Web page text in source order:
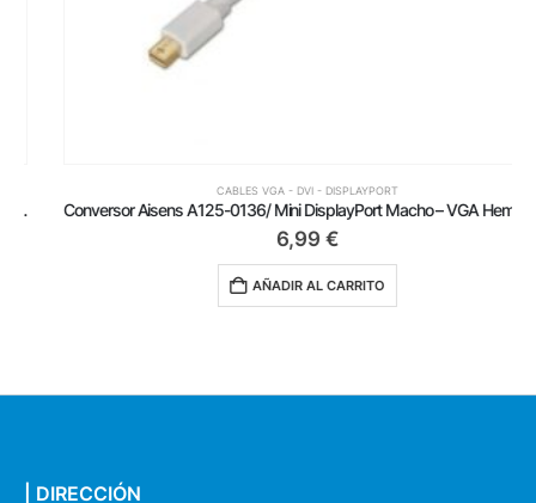
CABLES VGA - DVI - DISPLAYPORT
Conversor Aisens A125-0136/ Mini DisplayPort Macho – VGA Hembra/ 15cm/ Blanco
6,99€
AÑADIR AL CARRITO
| DIRECCIÓN